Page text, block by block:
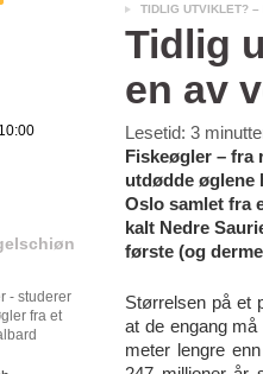
TIDLIG UTVIKLET?
Tidlig
en av
Lesetid: 3
Fiskeøgler – fra
utdødde øglene
Oslo samlet fra
kalt Nedre
første (og
Størrelsen på et
at de engang
meter lengre
- studerer
fra et